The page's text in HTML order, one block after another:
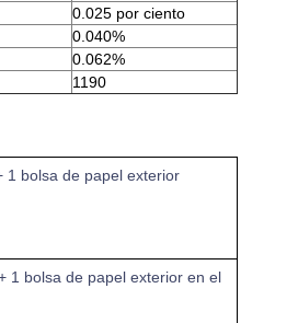
0.025 por ciento
0.040%
0.062%
1190
1 bolsa de papel exterior
1 bolsa de papel exterior en el